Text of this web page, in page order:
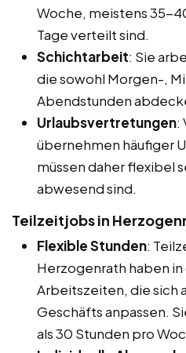
Woche, meistens 35-
Tage verteilt sind.
Schichtarbeit: Sie
die sowohl Morgen-,
Abendstunden
Urlaubsvertretungen:
übernehmen häufiger
müssen daher flexibel
abwesend sind.
Teilzeitjobs in
Flexible Stunden:
Herzogenrath haben
Arbeitszeiten, die sich
Geschäfts anpassen.
als 30 Stunden pro